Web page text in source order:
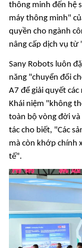
thông minh đến hệ
máy thông minh"
quyền cho ngành
nâng cấp dịch vụ
Sany Robots luôn
năng "chuyển đổi
A7 để giải quyết
Khái niệm "không
toàn bộ vòng đời và
tác cho biết, "Các
mà còn khớp chính
tế".